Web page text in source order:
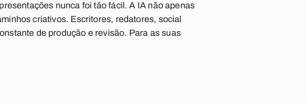
nunca foi tão fácil. A IA não apenas
criativos. Escritores, redatores, social
de produção e revisão. Para as suas